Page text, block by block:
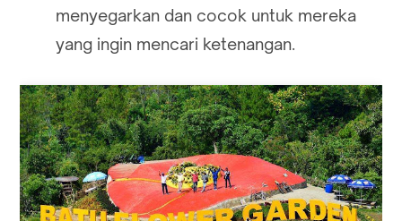
menyegarkan dan cocok untuk mereka
yang ingin mencari ketenangan.